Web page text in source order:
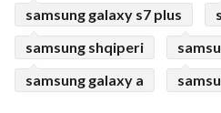
samsung galaxy s7 plus
samsung shqiperi
samsung galaxy a